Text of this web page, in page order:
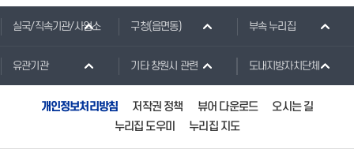
실국/직속기관/사업소 구청(읍면동) 부속 누리집
유관기관 기타 창원시 관련 도내지방자치단체
개인정보처리방침 저작권 정책 뷰어 다운로드
오시는 길
누리집 도우미
누리집 지도